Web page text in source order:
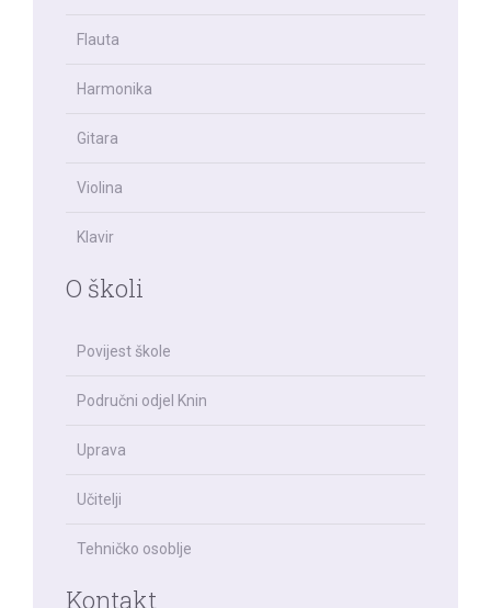
Flauta
Harmonika
Gitara
Violina
Klavir
O školi
Povijest škole
Područni odjel Knin
Uprava
Učitelji
Tehničko osoblje
Kontakt